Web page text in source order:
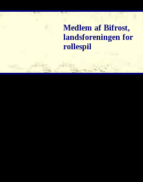
Medlem af Bifrost,
landsforeningen for
rollespil